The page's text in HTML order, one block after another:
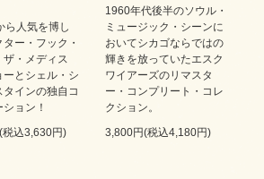
ら人気を博し
ー・フック・
ザ・メディス
ーとシェル・シ
タインの独自コ
ョン！
込3,630円)
1960年代後半のソウル・
ミュージック・シーンに
おいてシカゴならではの
輝きを放っていたエスク
ワイアーズのリマスタ
ー・コンプリート・コレ
クション。
3,800円(税込4,180円)